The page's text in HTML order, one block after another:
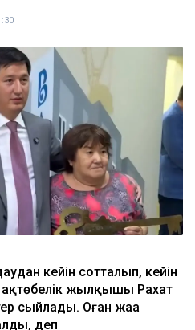
кейін сотталып, кейін
жылқышы Рахат
сыйлады. Оған жаңа
деп